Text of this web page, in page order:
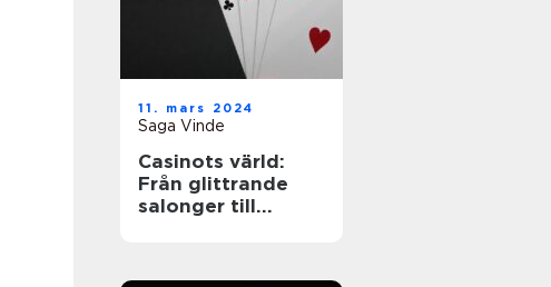
11. mars 2024
Saga Vinde
Casinots värld:
Från glittrande
salonger till